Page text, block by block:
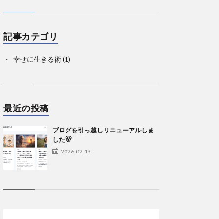
記事カテゴリ
幸せに生きる術(1)
最近の投稿
ブログを引っ越しリニューアルしま
した🐻
2026.02.13